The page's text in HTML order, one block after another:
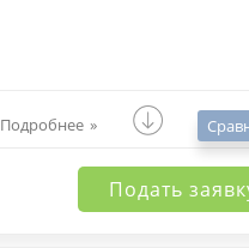
Подробнее
Подать